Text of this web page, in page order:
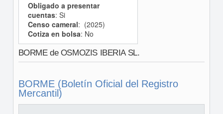
Obligado a presentar
cuentas: Si
Censo cameral: (2025)
Cotiza en bolsa: No
BORME de OSMOZIS IBERIA SL.
BORME (Boletín Oficial del Registro
Mercantil)